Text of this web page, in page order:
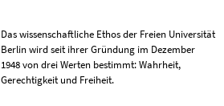
Das wissenschaftliche Ethos der Freien Universität
Berlin wird seit ihrer Gründung im Dezember
1948 von drei Werten bestimmt: Wahrheit,
Gerechtigkeit und Freiheit.